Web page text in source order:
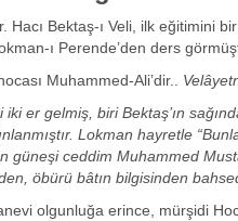
Bektaş-ı Veli, ilk eğitimini
ı Perende’den ders
Muhammed-Ali’dir..
er gelmiş, biri Bektaş’ın
Lokman hayretle
ceddim Muhammed
öbürü bâtın bilgisinden
olgunluğa erince, mürşidi